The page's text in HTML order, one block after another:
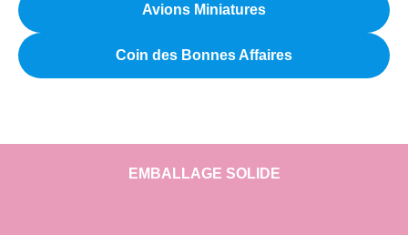
Avions Miniatures
Coin des Bonnes Affaires
EMBALLAGE SOLIDE